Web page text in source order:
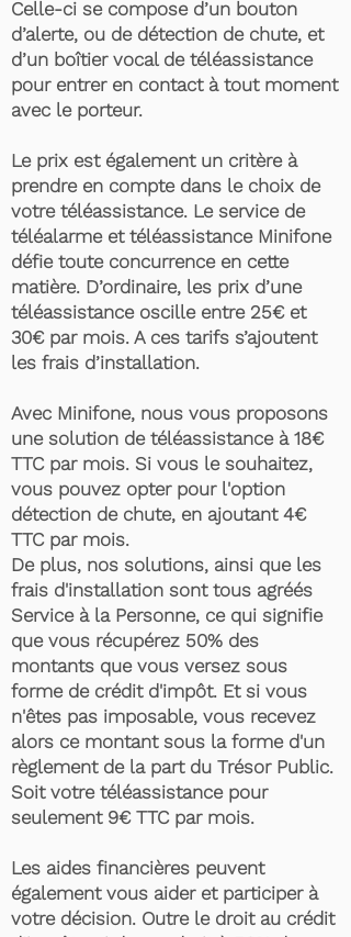
Celle-ci se compose d’un bouton
d’alerte, ou de détection de chute, et
d’un boîtier vocal de téléassistance
pour entrer en contact à tout moment
avec le porteur.
Le prix est également un critère à
prendre en compte dans le choix de
votre téléassistance. Le service de
téléalarme et téléassistance Minifone
défie toute concurrence en cette
matière. D’ordinaire, les prix d’une
téléassistance oscille entre 25€ et
30€ par mois. A ces tarifs s’ajoutent
les frais d’installation.
Avec Minifone, nous vous proposons
une solution de téléassistance à 18€
TTC par mois. Si vous le souhaitez,
vous pouvez opter pour l'option
détection de chute, en ajoutant 4€
TTC par mois.
De plus, nos solutions, ainsi que les
frais d'installation sont tous agréés
Service à la Personne, ce qui signifie
que vous récupérez 50% des
montants que vous versez sous
forme de crédit d'impôt. Et si vous
n'êtes pas imposable, vous recevez
alors ce montant sous la forme d'un
règlement de la part du Trésor Public.
Soit votre téléassistance pour
seulement 9€ TTC par mois.
Les aides financières peuvent
également vous aider et participer à
votre décision. Outre le droit au crédit